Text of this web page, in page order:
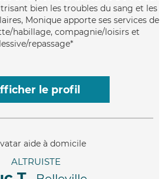
bien les troubles du sang et les
Monique apporte ses services de
habillage, compagnie/loisirs et
lessive/repassage*
le profil
ALTRUISTE